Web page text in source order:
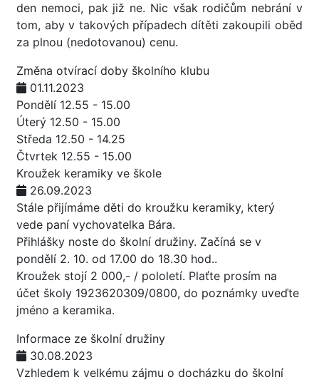
den nemoci, pak již ne. Nic však rodičům nebrání v
tom, aby v takových případech dítěti zakoupili oběd
za plnou (nedotovanou) cenu.
Změna otvírací doby školního klubu
01.11.2023
Pondělí 12.55 - 15.00
Úterý 12.50 - 15.00
Středa 12.50 - 14.25
Čtvrtek 12.55 - 15.00
Kroužek keramiky ve škole
26.09.2023
Stále přijímáme děti do kroužku keramiky, který
vede paní vychovatelka Bára.
Přihlášky noste do školní družiny. Začíná se v
pondělí 2. 10. od 17.00 do 18.30 hod..
Kroužek stojí 2 000,- / pololetí. Plaťte prosím na
účet školy 1923620309/0800, do poznámky uveďte
jméno a keramika.
Informace ze školní družiny
30.08.2023
Vzhledem k velkému zájmu o docházku do školní